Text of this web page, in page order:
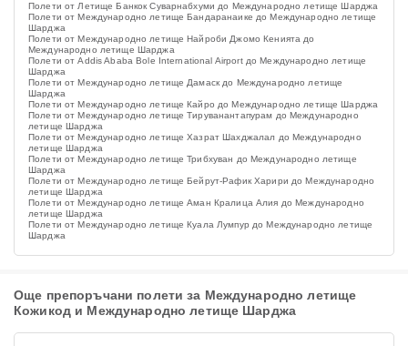
Полети от Летище Банкок Суварнабхуми до Международно летище Шарджа
Полети от Международно летище Бандаранаике до Международно летище
Шарджа
Полети от Международно летище Найроби Джомо Кенията до
Международно летище Шарджа
Полети от Addis Ababa Bole International Airport до Международно летище
Шарджа
Полети от Международно летище Дамаск до Международно летище
Шарджа
Полети от Международно летище Кайро до Международно летище Шарджа
Полети от Международно летище Тируванантапурам до Международно
летище Шарджа
Полети от Международно летище Хазрат Шахджалал до Международно
летище Шарджа
Полети от Международно летище Трибхуван до Международно летище
Шарджа
Полети от Международно летище Бейрут-Рафик Харири до Международно
летище Шарджа
Полети от Международно летище Аман Кралица Алия до Международно
летище Шарджа
Полети от Международно летище Куала Лумпур до Международно летище
Шарджа
Още препоръчани полети за Международно летище
Кожикод и Международно летище Шарджа